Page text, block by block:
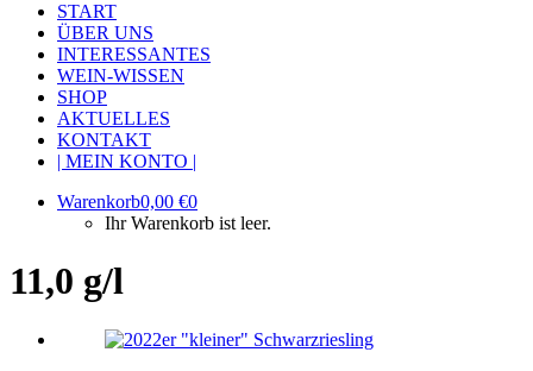
START
ÜBER UNS
INTERESSANTES
WEIN-WISSEN
SHOP
AKTUELLES
KONTAKT
| MEIN KONTO |
Warenkorb0,00 €0
Ihr Warenkorb ist leer.
11,0 g/l